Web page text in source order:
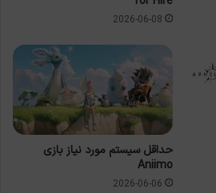
2026-06-08
حداقل سیستم مورد نیاز بازی
Aniimo
2026-06-06